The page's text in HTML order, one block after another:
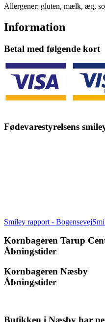
Allergener: gluten, mælk, æg,
Information
Betal med følgende kort
Fødevarestyrelsens
Smiley rapport - Bogensevej
Kornbageren Tarup
Åbningstider
Kornbageren Næsby
Åbningstider